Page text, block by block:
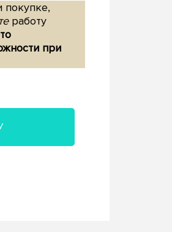
покупке,
работу
при